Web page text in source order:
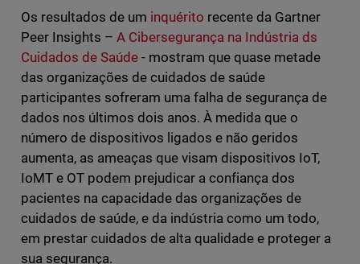
Os resultados de um inquérito recente da Gartner
Peer Insights – A Cibersegurança na Indústria ds
Cuidados de Saúde- mostram que quase metade
das organizações de cuidados de saúde
participantes sofreram uma falha de segurança de
dados nos últimos dois anos. À medida que o
número de dispositivos ligados e não geridos
aumenta, as ameaças que visam dispositivos IoT,
IoMT e OT podem prejudicar a confiança dos
pacientes na capacidade das organizações de
cuidados de saúde, e da indústria como um todo,
em prestar cuidados de alta qualidade e proteger a
sua segurança.